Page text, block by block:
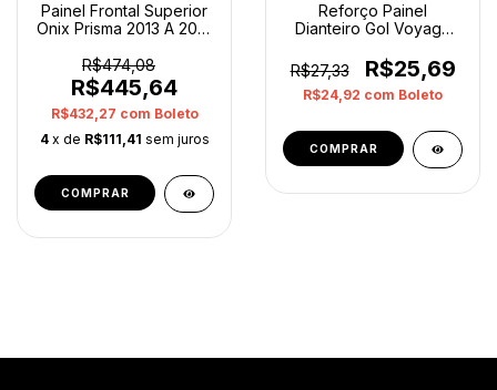
Painel Frontal Superior
Onix Prisma 2013 A 2016
R$474,08
R$445,64
R$432,27 com Boleto
4 x de R$111,41 sem juros
Reforço Painel
Dianteiro Gol Voyage
2016
R$27,33 R$25,69
R$24,92 com Boleto